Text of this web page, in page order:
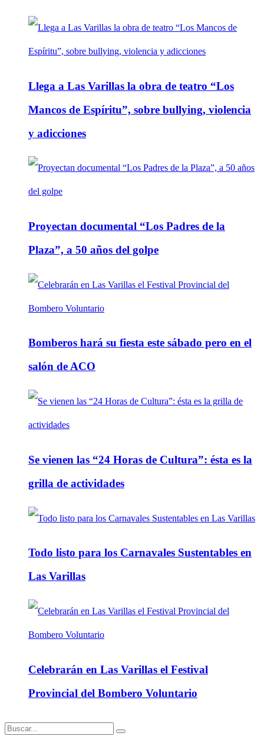
Llega a Las Varillas la obra de teatro “Los
Mancos de Espíritu”, sobre bullying, violencia
y adicciones
Proyectan documental “Los Padres de la
Plaza”, a 50 años del golpe
Bomberos hará su fiesta este sábado pero en el
salón de ACO
Se vienen las “24 Horas de Cultura”: ésta es la
grilla de actividades
Todo listo para los Carnavales Sustentables en
Las Varillas
Celebrarán en Las Varillas el Festival
Provincial del Bombero Voluntario